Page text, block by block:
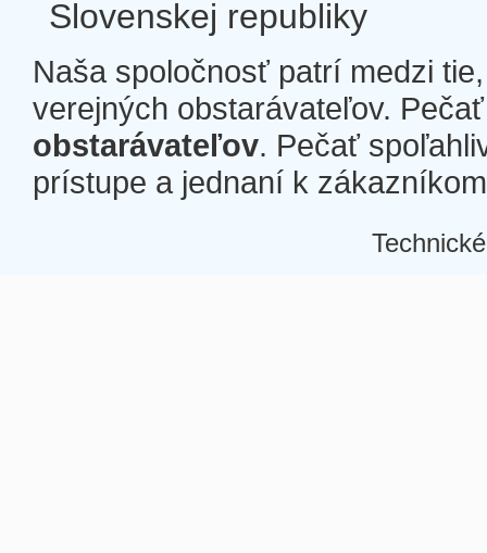
Slovenskej republiky
Naša spoločnosť patrí medzi
verejných obstarávateľov.
obstarávateľov. Pečať
prístupe a jednaní k